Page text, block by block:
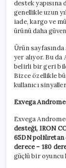
destek yapısına
genellikle uzun
iade, kargo ve
ürünü daha
Ürün
yer alıyor. Bu da
belirli bir geri
Bizce özellikle
kullanıcı
Exvega
Exvega
desteği, IRON
65DN poliüretan
derece – 180
güçlü bir